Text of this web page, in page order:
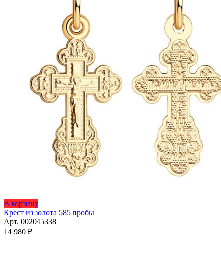
В корзину
Крест из золота 585 пробы
Арт. 002045338
14 980 ₽